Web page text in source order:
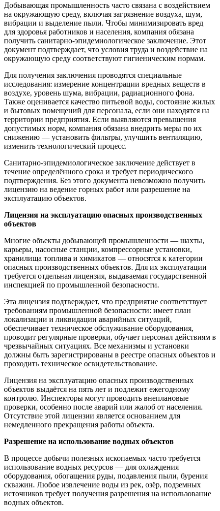
Добывающая промышленность часто связана с воздействием
на окружающую среду, включая загрязнение воздуха, шум,
вибрации и выделение пыли. Чтобы минимизировать вред
для здоровья работников и населения, компания обязана
получить санитарно-эпидемиологическое заключение. Этот
документ подтверждает, что условия труда и воздействие на
окружающую среду соответствуют гигиеническим нормам.
Для получения заключения проводятся специальные
исследования: измерение концентрации вредных веществ в
воздухе, уровень шума, вибрации, радиационного фона.
Также оценивается качество питьевой воды, состояние жилых
и бытовых помещений для персонала, если они находятся на
территории предприятия. Если выявляются превышения
допустимых норм, компания обязана внедрить меры по их
снижению — установить фильтры, улучшить вентиляцию,
изменить технологический процесс.
Санитарно-эпидемиологическое заключение действует в
течение определённого срока и требует периодического
подтверждения. Без этого документа невозможно получить
лицензию на ведение горных работ или разрешение на
эксплуатацию объектов.
Лицензия на эксплуатацию опасных производственных
объектов
Многие объекты добывающей промышленности — шахты,
карьеры, насосные станции, компрессорные установки,
хранилища топлива и химикатов — относятся к категории
опасных производственных объектов. Для их эксплуатации
требуется отдельная лицензия, выдаваемая государственной
инспекцией по промышленной безопасности.
Эта лицензия подтверждает, что предприятие соответствует
требованиям промышленной безопасности: имеет план
локализации и ликвидации аварийных ситуаций,
обеспечивает техническое обслуживание оборудования,
проводит регулярные проверки, обучает персонал действиям в
чрезвычайных ситуациях. Все механизмы и установки
должны быть зарегистрированы в реестре опасных объектов и
проходить техническое освидетельствование.
Лицензия на эксплуатацию опасных производственных
объектов выдаётся на пять лет и подлежит ежегодному
контролю. Инспекторы могут проводить внеплановые
проверки, особенно после аварий или жалоб от населения.
Отсутствие этой лицензии является основанием для
немедленного прекращения работы объекта.
Разрешение на использование водных объектов
В процессе добычи полезных ископаемых часто требуется
использование водных ресурсов — для охлаждения
оборудования, обогащения руды, подавления пыли, бурения
скважин. Любое извлечение воды из рек, озёр, подземных
источников требует получения разрешения на использование
водных объектов.